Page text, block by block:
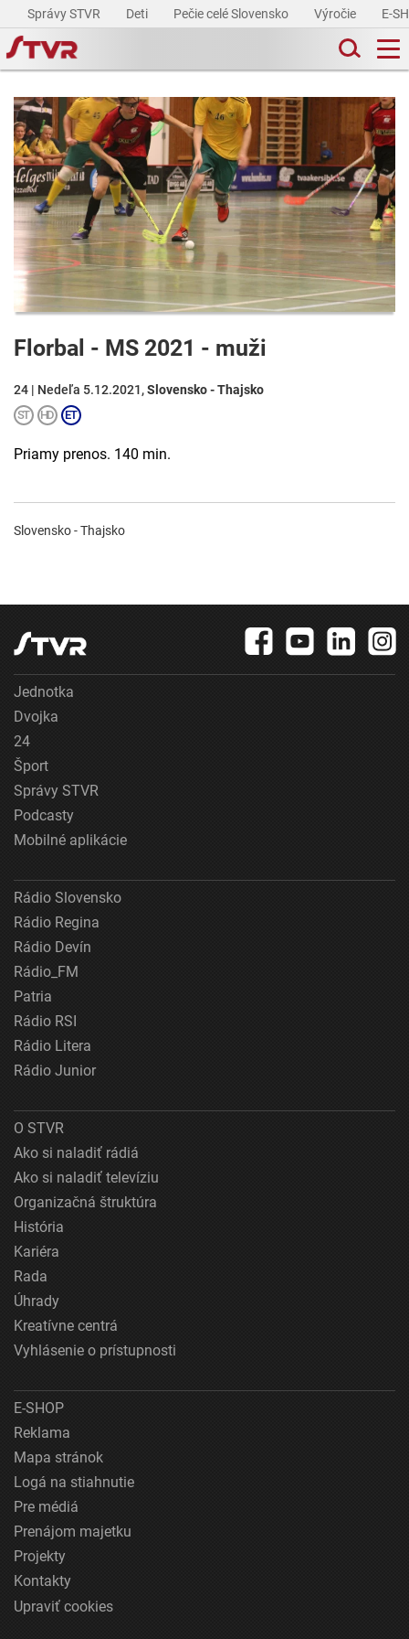
Správy STVR Deti Pečie celé Slovensko Výročie E-
Florbal - MS 2021 - muži
24 | Nedeľa 5.12.2021,Slovensko - Thajsko
Priamy prenos. 140 min.
Slovensko - Thajsko
Jednotka
Dvojka
24
Šport
Správy STVR
Podcasty
Mobilné aplikácie
Rádio Slovensko
Rádio Regina
Rádio Devín
Rádio_FM
Patria
Rádio RSI
Rádio Litera
Rádio Junior
O STVR
Ako si naladiť rádiá
Ako si naladiť televíziu
Organizačná štruktúra
História
Kariéra
Rada
Úhrady
Kreatívne centrá
Vyhlásenie o prístupnosti
E-SHOP
Reklama
Mapa stránok
Logá na stiahnutie
Pre médiá
Prenájom majetku
Projekty
Kontakty
Upraviť cookies